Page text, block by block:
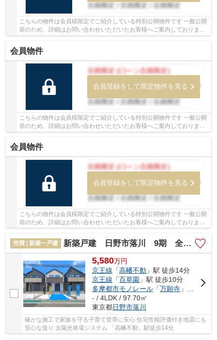
こちらの物件は会員様限定でご紹介している特別公開物件です 一般公開
前のため、詳細はお問い合わせいただいたお客様へご案内しております
少しでもご興味をお持ちの方は、お早めにお...
会員物件
会員登録をして限定物件を見る
こちらの物件は会員様限定でご紹介している特別公開物件です 一般公開
前のため、詳細はお問い合わせいただいたお客様へご案内しております
少しでもご興味をお持ちの方は、お早めにお...
会員物件
会員登録をして限定物件を見る
こちらの物件は会員様限定でご紹介している特別公開物件です 一般公開
前のため、詳細はお問い合わせいただいたお客様へご案内しております
売買 | 新築一戸建
新築戸建 日野市落川 9期 全6棟
5,580万円
京王線 「高幡不動 」駅 徒歩14分
京王線 「百草園 」駅 徒歩10分
多摩都市モノレール 「万願寺 」駅 徒歩22分
- / 4LDK / 97.70㎡
東京都日野市落川
確かな施工で家族を守る子育て世帯に安心 住宅性能評価付き地震にも
安心な造り 太陽光発電システム 「高幡不動」駅徒歩14分